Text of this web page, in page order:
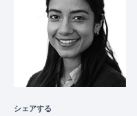
シェアする